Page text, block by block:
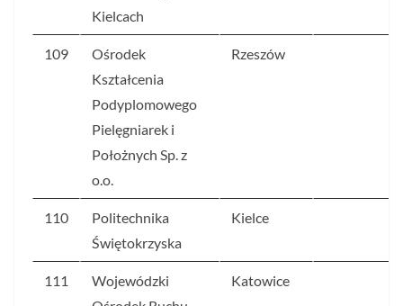
Kielcach
109
Ośrodek
Kształcenia
Podyplomowego
Pielęgniarek i
Położnych Sp. z
o.o.
Rzeszów
110
Politechnika
Świętokrzyska
Kielce
111
Wojewódzki
Katowice